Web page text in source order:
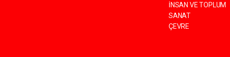
İNSAN VE TOPLUM
SANAT
ÇEVRE